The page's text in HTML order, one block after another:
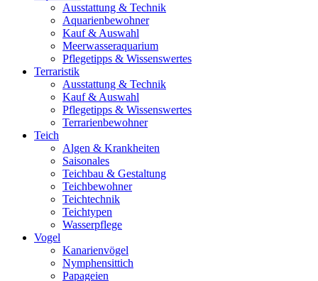
Ausstattung & Technik
Aquarienbewohner
Kauf & Auswahl
Meerwasseraquarium
Pflegetipps & Wissenswertes
Terraristik
Ausstattung & Technik
Kauf & Auswahl
Pflegetipps & Wissenswertes
Terrarienbewohner
Teich
Algen & Krankheiten
Saisonales
Teichbau & Gestaltung
Teichbewohner
Teichtechnik
Teichtypen
Wasserpflege
Vogel
Kanarienvögel
Nymphensittich
Papageien